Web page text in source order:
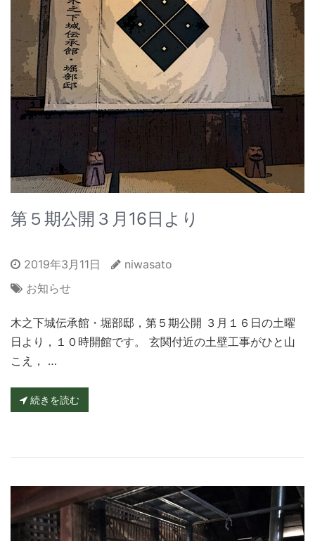
第５期公開３月16日より
2019年3月11日
niwasato
お知らせ
木之下城伝承館・堀部邸，第５期公開 ３月１６日の土曜
日より，１０時開館です。 玄関付近の土壁工事がひと山
こえ， …
続きを読む